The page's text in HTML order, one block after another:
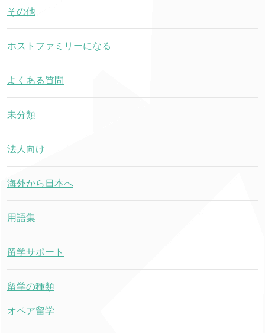
その他
ホストファミリーになる
よくある質問
未分類
法人向け
海外から日本へ
用語集
留学サポート
留学の種類
オペア留学